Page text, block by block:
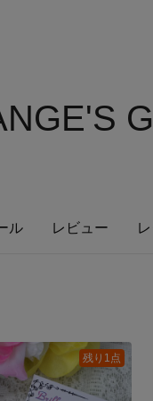
ル レビュー
残り1点